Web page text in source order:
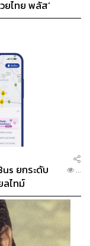
ยไทย พลัส’
ยกระดับ
ลไทม์
...